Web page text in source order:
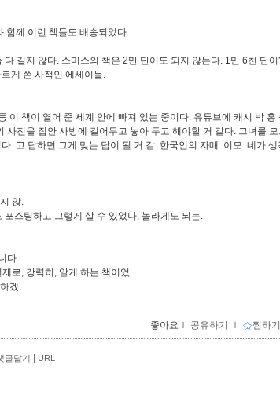
함께 이런 책들도 배송되었다.
길지 않다. 스미스의 책은 2만 단어도 되지 않는다. 1만 6천 단
게 쓴 사적인 에세이들.
이 책이 열어 준 세계 안에 빠져 있는 중이다. 유튜브에 캐시 박 홍
사진을 집안 사방에 걸어두고 놓아 두고 해야할 거 같다. 그녀를
. 고 답하면 그게 맞는 답이 될 거 같. 한국인의 자매. 이모. 네가
않.
스팅하고 그렇게 살 수 있었나, 놀라게도 되는.
다.
로, 강력히, 알게 하는 책이었.
겠.
좋아요 ｌ 공유하기 ｌ 찜하기
글달기 URL